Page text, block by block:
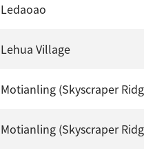
Ledaoao
Lehua Village
Motianling (Skyscraper
Motianling (Skyscraper